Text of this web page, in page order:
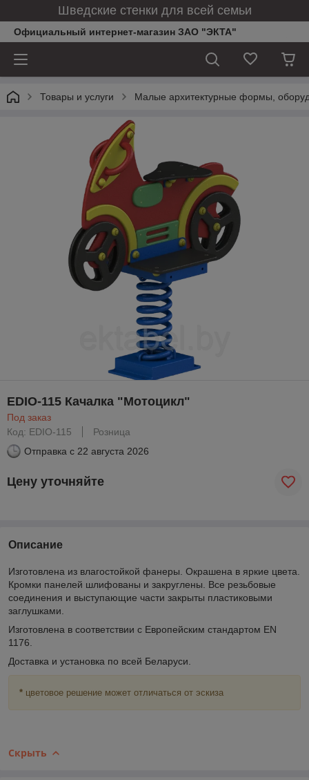
Шведские стенки для всей семьи
Официальный интернет-магазин ЗАО "ЭКТА"
Товары и услуги Малые архитектурные формы,
EDIO-115 Качалка "Мотоцикл"
Под заказ
Код: EDIO-115
Розница
Отправка с 22 августа 2026
Цену уточняйте
Описание
Изготовлена из влагостойкой фанеры. Окрашена в яркие цвета.
Кромки панелей шлифованы и закруглены. Все резьбовые
соединения и выступающие части закрыты пластиковыми
заглушками.
Изготовлена в соответствии с Европейским стандартом EN
1176.
Доставка и установка по всей Беларуси.
* цветовое решение может отличаться от эскиза
Скрыть